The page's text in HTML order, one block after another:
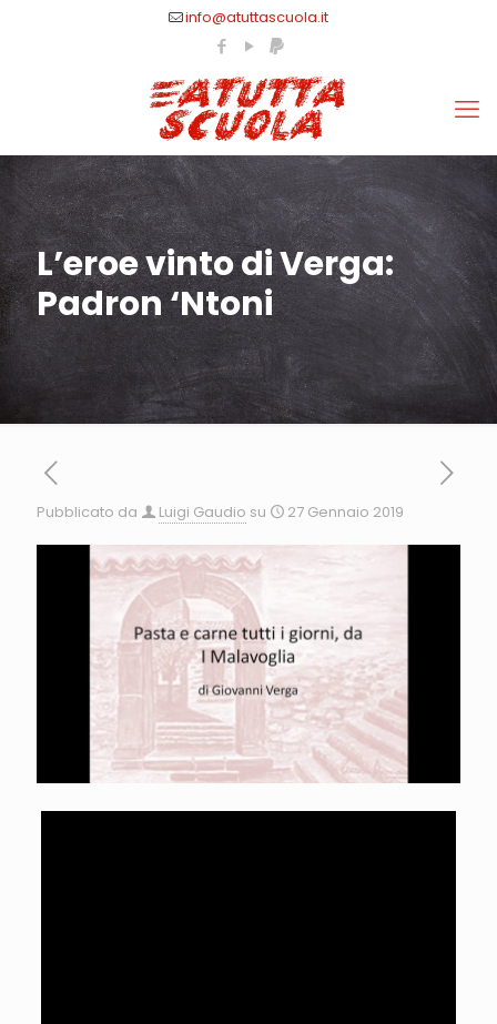
info@atuttascuola.it
L’eroe vinto di Verga:
Padron ‘Ntoni
Pubblicato da Luigi Gaudio su 27 Gennaio 2019